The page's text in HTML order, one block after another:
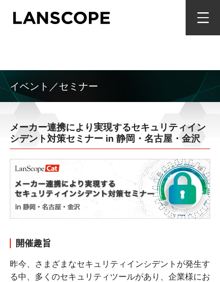
イベント／セミナー
メーカー連携により実現するセキュリティイン
シデント対策セミナー in 静岡・名古屋・金沢
開催趣旨
昨今、さまざまなセキュリティインシデントが発生す
る中、多くのセキュリティツールがあり、企業様にお